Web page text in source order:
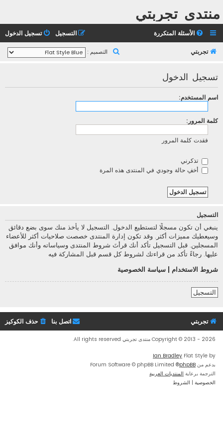
منتدى تجربتي
الأسئلة المتكررة تسجيل الدخول التسجيل
تجربتي التصميم :
تسجيل الدخول
اسم المستخدم:
كلمة المرور:
فقدت كلمة المرور
تذكرني
أخفِ حالة وجودي في المنتدى هذه المرة
التسجيل
ينبغي أن تكون مسجلًا لتستطيع الدخول. التسجيل لا يأخذ منك سوى بضع دقائق
وسيعطيك مميزات أكثر. وقد تكون إدارة المنتدى خصصت صلاحيات أكثر للأعضاء
المسجلين. قبل التسجيل تأكد أنك قرأتَ شروط المنتدى وسياساته وأنك موافق
عليها. رجاءً تأكد من قراءتك لشروط كل قسم قبل المشاركة فيه
شروط الاستخدام
سياسة الخصوصية
التسجيل
تجربتي حذف الكوكيز اتصل بنا
Copyright © 2013 - 2026 منتدى تجربتي All rights reserved.
Flat Style by
Ian Bradley
بدعم من phpBB
® Forum Software © phpBB Limited
الترجمة برعاية المنتديات العربية
الخصوصية | الشروط